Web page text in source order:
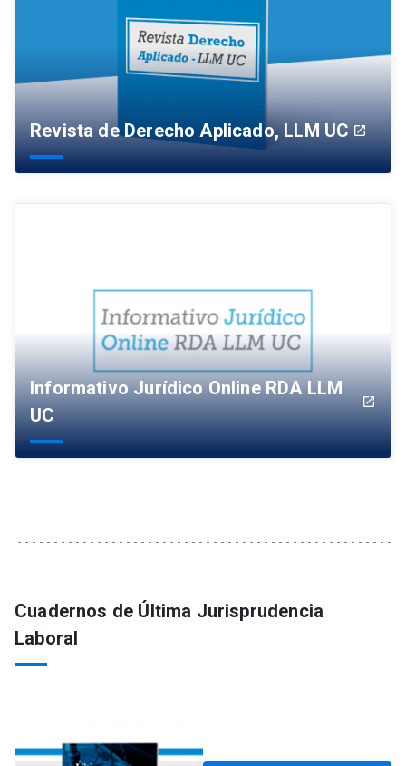
Revista de Derecho Aplicado, LLM UC launch
Informativo Jurídico Online RDA LLM
UC
launch
Cuadernos de Última Jurisprudencia
Laboral